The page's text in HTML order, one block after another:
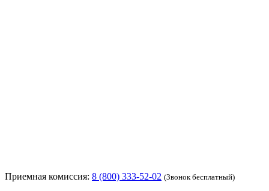
Приемная комиссия: 8 (800) 333-52-02 (Звонок бесплатный)